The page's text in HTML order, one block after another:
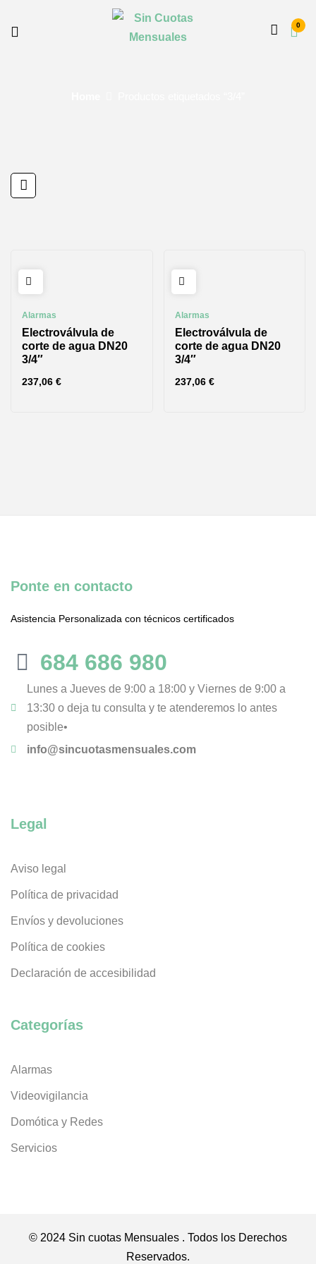
0
Alarmas
Electroválvula de
corte de agua DN20
3/4″
237,06 €
Alarmas
Electroválvula de
corte de agua DN20
3/4″
237,06 €
Ponte en contacto
Asistencia Personalizada con técnicos certificados
684 686 980
Lunes a Jueves de 9:00 a 18:00 y Viernes de 9:00 a
13:30 o deja tu consulta y te atenderemos lo antes
posible•
info@sincuotasmensuales.com
Legal
Aviso legal
Política de privacidad
Envíos y devoluciones
Política de cookies
Declaración de accesibilidad
Categorías
Alarmas
Videovigilancia
Domótica y Redes
Servicios
© 2024 Sin cuotas Mensuales . Todos los Derechos
Reservados.